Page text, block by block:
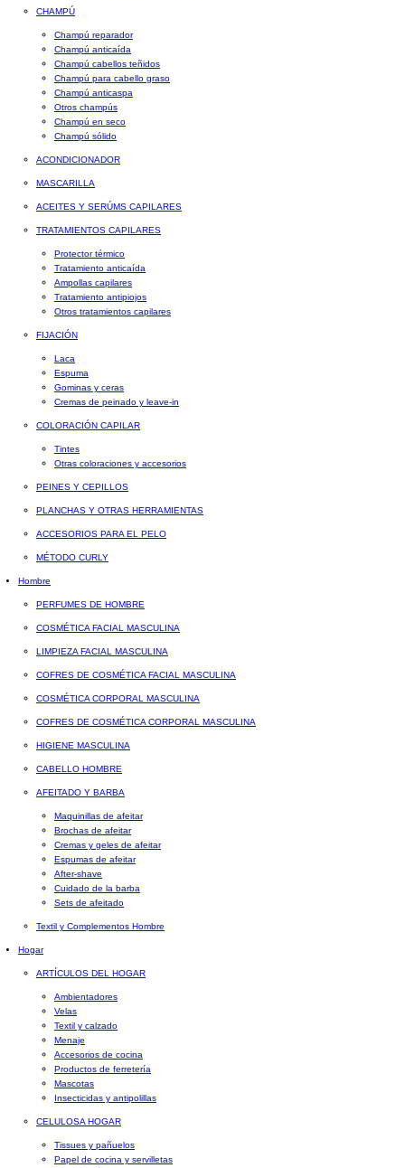
CHAMPÚ
Champú reparador
Champú anticaída
Champú cabellos teñidos
Champú para cabello graso
Champú anticaspa
Otros champús
Champú en seco
Champú sólido
ACONDICIONADOR
MASCARILLA
ACEITES Y SERÚMS CAPILARES
TRATAMIENTOS CAPILARES
Protector térmico
Tratamiento anticaída
Ampollas capilares
Tratamiento antipiojos
Otros tratamientos capilares
FIJACIÓN
Laca
Espuma
Gominas y ceras
Cremas de peinado y leave-in
COLORACIÓN CAPILAR
Tintes
Otras coloraciones y accesorios
PEINES Y CEPILLOS
PLANCHAS Y OTRAS HERRAMIENTAS
ACCESORIOS PARA EL PELO
MÉTODO CURLY
Hombre
PERFUMES DE HOMBRE
COSMÉTICA FACIAL MASCULINA
LIMPIEZA FACIAL MASCULINA
COFRES DE COSMÉTICA FACIAL MASCULINA
COSMÉTICA CORPORAL MASCULINA
COFRES DE COSMÉTICA CORPORAL MASCULINA
HIGIENE MASCULINA
CABELLO HOMBRE
AFEITADO Y BARBA
Maquinillas de afeitar
Brochas de afeitar
Cremas y geles de afeitar
Espumas de afeitar
After-shave
Cuidado de la barba
Sets de afeitado
Textil y Complementos Hombre
Hogar
ARTÍCULOS DEL HOGAR
Ambientadores
Velas
Textil y calzado
Menaje
Accesorios de cocina
Productos de ferretería
Mascotas
Insecticidas y antipolillas
CELULOSA HOGAR
Tissues y pañuelos
Papel de cocina y servilletas